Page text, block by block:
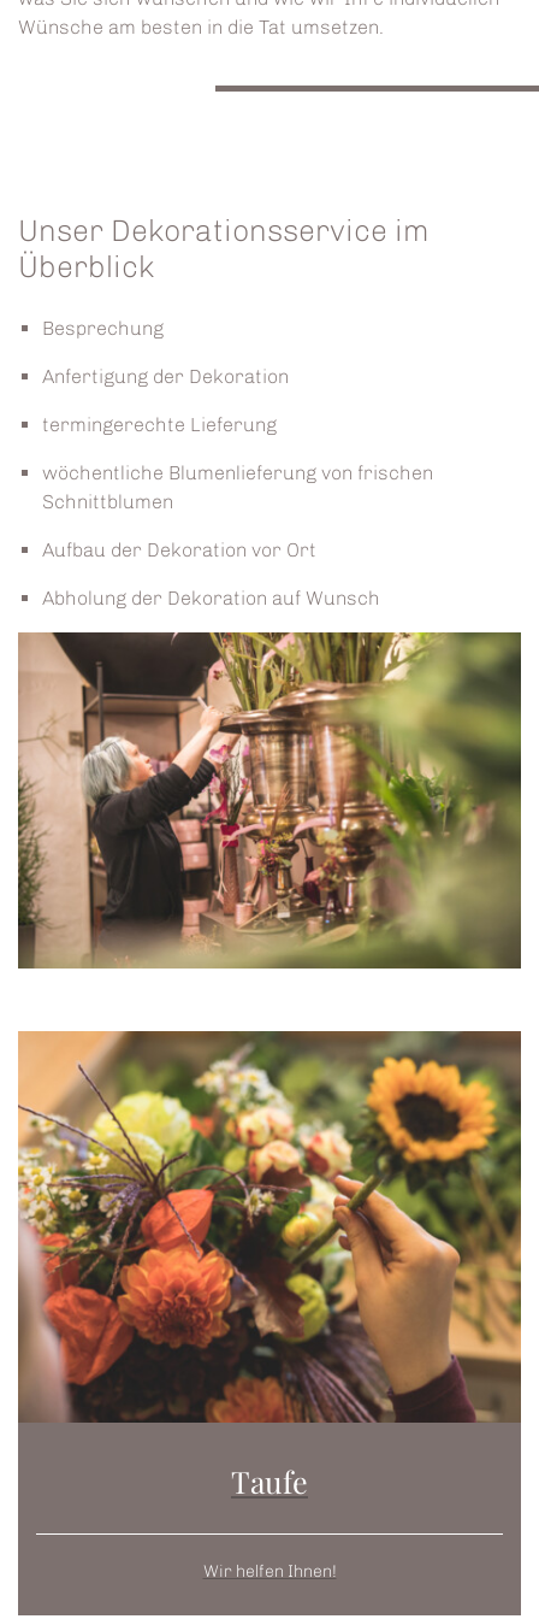
Wünsche am besten in die Tat umsetzen.
Unser Dekorationsservice im
Überblick
Besprechung
Anfertigung der Dekoration
termingerechte Lieferung
wöchentliche Blumenlieferung von frischen
Schnittblumen
Aufbau der Dekoration vor Ort
Abholung der Dekoration auf Wunsch
Taufe
Wir helfen Ihnen!